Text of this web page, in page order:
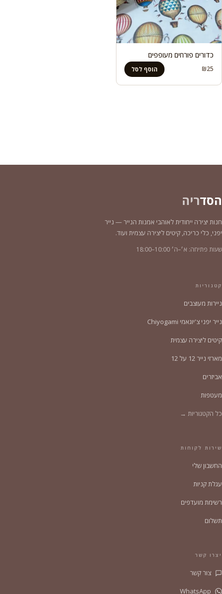
כדורים פורחים מעופפים
₪25 הוסף לסל
הסדריה
חנות יצירה ייחודית לאוהבי אמנות הנייר — נייר
יפני, כלי כריכה, קיטים ליצירה עצמית ועוד.
שעות פתיחה: א׳–ה׳ 10:00–18:00
קטגוריות
ניירות מעוצבים
נייר יפני צ'יוגאמי Chiyogami
קיטים ליצירה עצמית
מארזי נייר 12 על 12
אביזרים
מעטפות
כל הקטגוריות →
שירות לקוחות
החשבון שלי
עגלת קניות
רשימת מועדפים
תשלום
יצרו קשר
צור קשר